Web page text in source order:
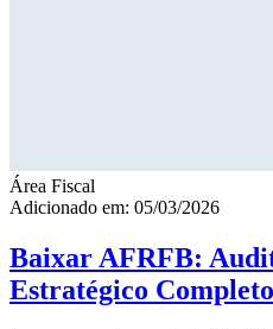
Área Fiscal
Adicionado em: 05/03/2026
Baixar AFRFB:
Estratégico